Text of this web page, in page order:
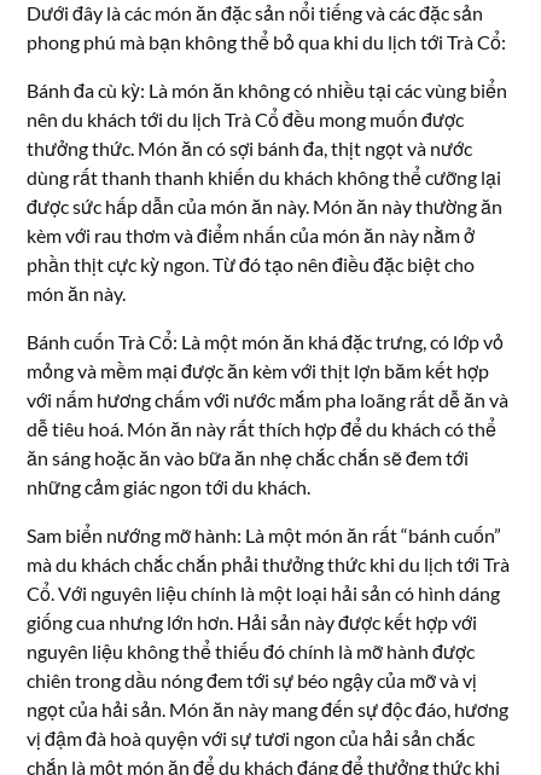
Dưới đây là các món ăn đặc sản nổi tiếng và các đặc sản
phong phú mà bạn không thể bỏ qua khi du lịch tới Trà Cổ:
Bánh đa cù kỳ: Là món ăn không có nhiều tại các vùng biển
nên du khách tới du lịch Trà Cổ đều mong muốn được
thưởng thức. Món ăn có sợi bánh đa, thịt ngọt và nước
dùng rất thanh thanh khiến du khách không thể cưỡng lại
được sức hấp dẫn của món ăn này. Món ăn này thường ăn
kèm với rau thơm và điểm nhấn của món ăn này nằm ở
phần thịt cực kỳ ngon. Từ đó tạo nên điều đặc biệt cho
món ăn này.
Bánh cuốn Trà Cổ: Là một món ăn khá đặc trưng, có lớp vỏ
mỏng và mềm mại được ăn kèm với thịt lợn băm kết hợp
với nấm hương chấm với nước mắm pha loãng rất dễ ăn và
dễ tiêu hoá. Món ăn này rất thích hợp để du khách có thể
ăn sáng hoặc ăn vào bữa ăn nhẹ chắc chắn sẽ đem tới
những cảm giác ngon tới du khách.
Sam biển nướng mỡ hành: Là một món ăn rất “bánh cuốn”
mà du khách chắc chắn phải thưởng thức khi du lịch tới Trà
Cổ. Với nguyên liệu chính là một loại hải sản có hình dáng
giống cua nhưng lớn hơn. Hải sản này được kết hợp với
nguyên liệu không thể thiếu đó chính là mỡ hành được
chiên trong dầu nóng đem tới sự béo ngậy của mỡ và vị
ngọt của hải sản. Món ăn này mang đến sự độc đáo, hương
vị đậm đà hoà quyện với sự tươi ngon của hải sản chắc
chắn là một món ăn để du khách đáng để thưởng thức khi